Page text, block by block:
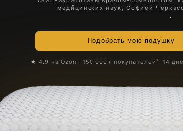
★ 4.9 на Ozon · 150 000+ покупателей · 14 дней попробовать